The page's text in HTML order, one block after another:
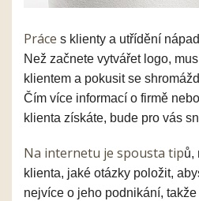
Práce s klienty a utřídění
Než začnete vytvářet logo,
klientem a pokusit se
Čím více informací o firmě
klienta získáte, bude pro vás
Na internetu je spousta tipů,
klienta, jaké otázky položit,
nejvíce o jeho podnikání, takže